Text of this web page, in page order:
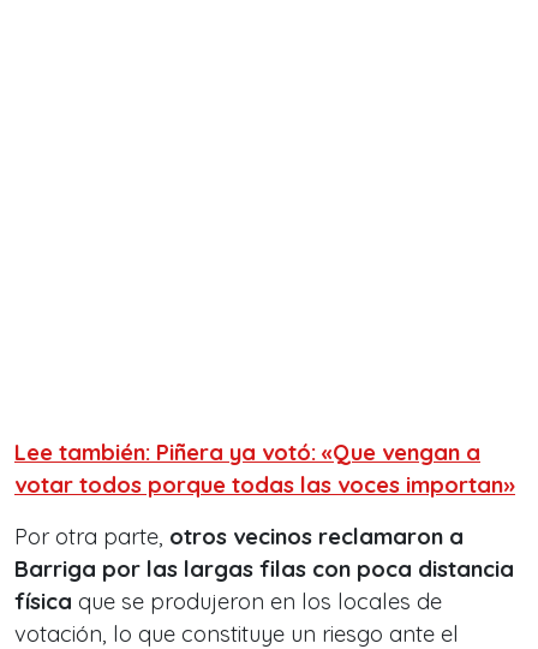
Lee también: Piñera ya votó: «Que vengan a
votar todos porque todas las voces importan»
Por otra parte, otros vecinos reclamaron a
Barriga por las largas filas con poca distancia
física que se produjeron en los locales de
votación, lo que constituye un riesgo ante el